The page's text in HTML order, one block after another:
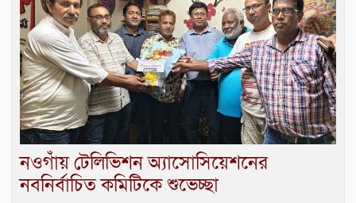
নওগাঁয় টেলিভিশন অ্যাসোসিয়েশনের
নবনির্বাচিত কমিটিকে শুভেচ্ছা